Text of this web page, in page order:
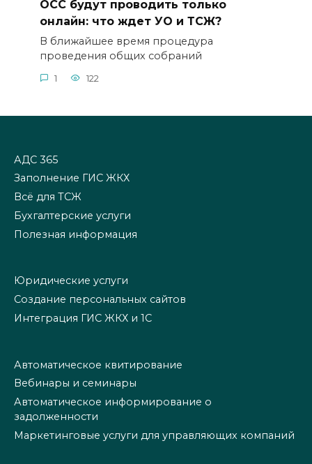
ОСС будут проводить только
онлайн: что ждет УО и ТСЖ?
В ближайшее время процедура
проведения общих собраний
1 122
АДС 365
Заполнение ГИС ЖКХ
Всё для ТСЖ
Бухгалтерские услуги
Полезная информация
Юридические услуги
Создание персональных сайтов
Интеграция ГИС ЖКХ и 1С
Автоматическое квитирование
Вебинары и семинары
Автоматическое информирование о
задолженности
Маркетинговые услуги для управляющих компаний